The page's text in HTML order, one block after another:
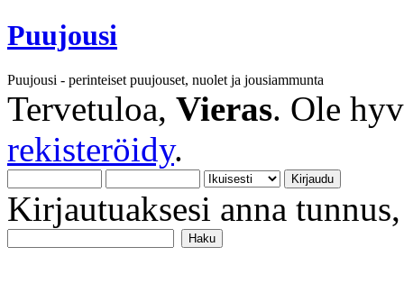
Puujousi
Puujousi - perinteiset puujouset, nuolet ja jousiammunta
Tervetuloa, Vieras. Ole
rekisteröidy.
Kirjautuaksesi anna